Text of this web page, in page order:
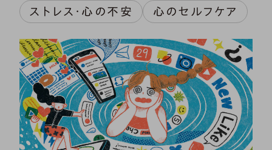
ストレス・心の不安 心のセルフケア